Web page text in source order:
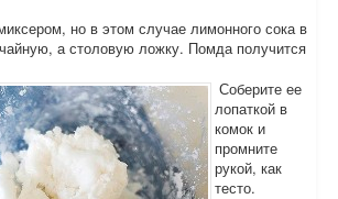
но в этом случае лимонного сока в
а столовую ложку. Помда получится
Соберите ее
лопаткой в
комок и
промните
рукой, как
тесто.